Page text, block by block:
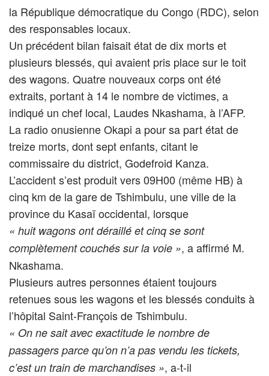
la République démocratique du Congo (RDC), selon
des responsables locaux.
Un précédent bilan faisait état de dix morts et
plusieurs blessés, qui avaient pris place sur le toit
des wagons. Quatre nouveaux corps ont été
extraits, portant à 14 le nombre de victimes, a
indiqué un chef local, Laudes Nkashama, à l’AFP.
La radio onusienne Okapi a pour sa part état de
treize morts, dont sept enfants, citant le
commissaire du district, Godefroid Kanza.
L’accident s’est produit vers 09H00 (même HB) à
cinq km de la gare de Tshimbulu, une ville de la
province du Kasaï occidental, lorsque
« huit wagons ont déraillé et cinq se sont
complètement couchés sur la voie », a affirmé M.
Nkashama.
Plusieurs autres personnes étaient toujours
retenues sous les wagons et les blessés conduits à
l’hôpital Saint-François de Tshimbulu.
« On ne sait avec exactitude le nombre de
passagers parce qu’on n’a pas vendu les tickets,
c’est un train de marchandises », a-t-il